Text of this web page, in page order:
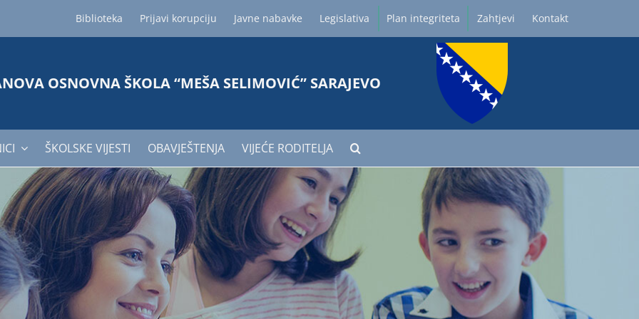
Biblioteka Prijavi korupciju Javne nabavke Legislativa Plan integriteta Zahtjevi Kontakt
OSNOVNA ŠKOLA “MEŠA SELIMOVIĆ” SARAJEVO
ŠKOLSKE VIJESTI OBAVJEŠTENJA VIJEĆE RODITELJA